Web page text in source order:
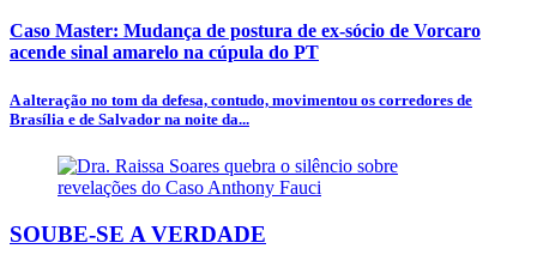
Caso Master: Mudança de postura de ex-sócio de Vorcaro
acende sinal amarelo na cúpula do PT
A alteração no tom da defesa, contudo, movimentou os corredores de
Brasília e de Salvador na noite da...
SOUBE-SE A VERDADE